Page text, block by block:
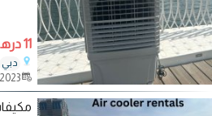
11 درهم
دبي
17/11/2023